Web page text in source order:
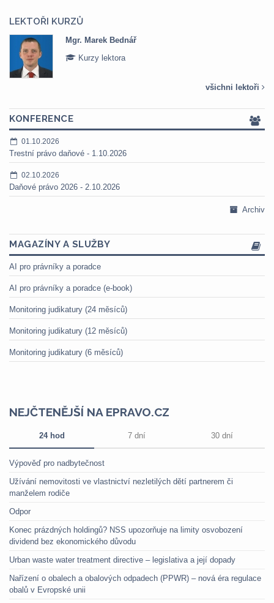
LEKTOŘI KURZŮ
Mgr. Marek Bednář
Kurzy lektora
všichni lektoři
KONFERENCE
01.10.2026
Trestní právo daňové - 1.10.2026
02.10.2026
Daňové právo 2026 - 2.10.2026
Archiv
MAGAZÍNY A SLUŽBY
AI pro právníky a poradce
AI pro právníky a poradce (e-book)
Monitoring judikatury (24 měsíců)
Monitoring judikatury (12 měsíců)
Monitoring judikatury (6 měsíců)
NEJČTENĚJŠÍ NA EPRAVO.CZ
24 hod 7 dní 30 dní
Výpověď pro nadbytečnost
Užívání nemovitosti ve vlastnictví nezletilých dětí partnerem či
manželem rodiče
Odpor
Konec prázdných holdingů? NSS upozorňuje na limity osvobození
dividend bez ekonomického důvodu
Urban waste water treatment directive – legislativa a její dopady
Nařízení o obalech a obalových odpadech (PPWR) – nová éra regulace
obalů v Evropské unii